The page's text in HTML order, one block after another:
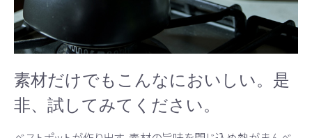
素材だけでもこんなにおいしい。是
非、試してみてください。